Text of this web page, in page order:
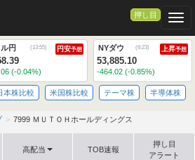
押し目
ル円 (13:55) 円安予想
(-0.04%)
NYダウ (6:23) 上昇予想
53,885.10
-464.02 (-0.85%)
本株比較 米国株比較 テーマ株 半導体株
7999 ＭＵＴＯＨホールディングス
高配当 TOB速報
押し目
アラート